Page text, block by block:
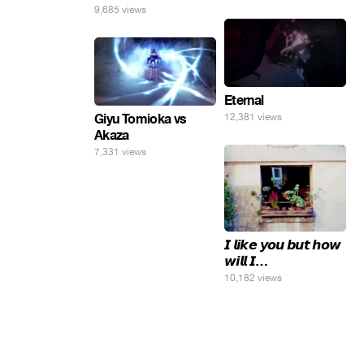
9,685 views
Eternal
12,381 views
Giyu Tomioka vs
Akaza
7,331 views
𝙄 𝙡𝙞𝙠𝙚 𝙮𝙤𝙪 𝙗𝙪𝙩 𝙝𝙤𝙬
𝙬𝙞𝙡𝙡 𝙄…
10,182 views